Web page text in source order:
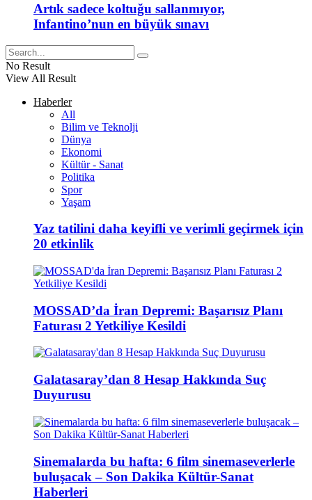
Artık sadece koltuğu sallanmıyor,
Infantino’nun en büyük sınavı
No Result
View All Result
Haberler
All
Bilim ve Teknolji
Dünya
Ekonomi
Kültür - Sanat
Politika
Spor
Yaşam
Yaz tatilini daha keyifli ve verimli geçirmek için
20 etkinlik
MOSSAD’da İran Depremi: Başarısız Planı
Faturası 2 Yetkiliye Kesildi
Galatasaray’dan 8 Hesap Hakkında Suç
Duyurusu
Sinemalarda bu hafta: 6 film sinemaseverlerle
buluşacak – Son Dakika Kültür-Sanat
Haberleri